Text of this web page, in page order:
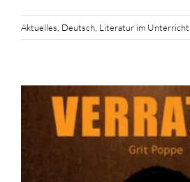
Aktuelles, Deutsch, Literatur im Unterricht